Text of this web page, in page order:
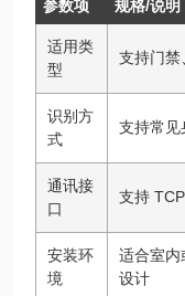
参数项 规格/说明
适用类
型
支持门禁
识别方
式
支持常见
通讯接
口
支持
安装环
境
适合室内
设计